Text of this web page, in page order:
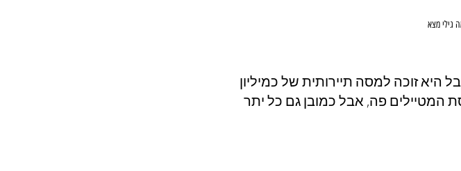
גילי מצא
בעיירה הזו בקושי 800 איש, אבל היא זוכה למסה תיירותית של כמיליון
המטיילים פה, אבל כמובן גם כל יתר